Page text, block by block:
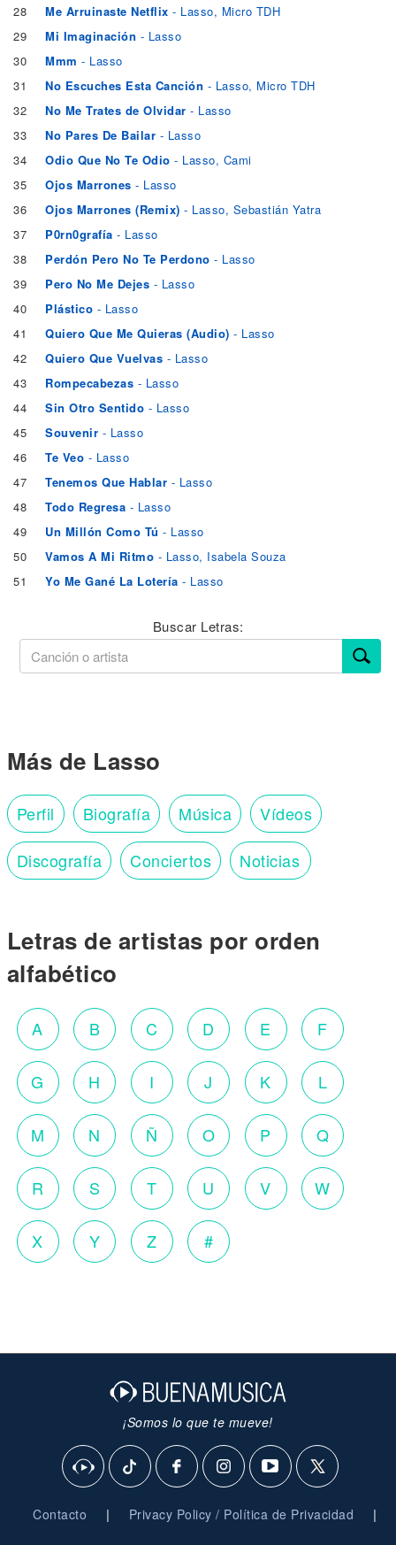
28
Me Arruinaste Netflix - Lasso, Micro TDH
29
Mi Imaginación - Lasso
30
Mmm - Lasso
31
No Escuches Esta Canción - Lasso, Micro TDH
32
No Me Trates de Olvidar - Lasso
33
No Pares De Bailar - Lasso
34
Odio Que No Te Odio - Lasso, Cami
35
Ojos Marrones - Lasso
36
Ojos Marrones (Remix) - Lasso, Sebastián Yatra
37
P0rn0grafía - Lasso
38
Perdón Pero No Te Perdono - Lasso
39
Pero No Me Dejes - Lasso
40
Plástico - Lasso
41
Quiero Que Me Quieras (Audio) - Lasso
42
Quiero Que Vuelvas - Lasso
43
Rompecabezas - Lasso
44
Sin Otro Sentido - Lasso
45
Souvenir - Lasso
46
Te Veo - Lasso
47
Tenemos Que Hablar - Lasso
48
Todo Regresa - Lasso
49
Un Millón Como Tú - Lasso
50
Vamos A Mi Ritmo - Lasso, Isabela Souza
51
Yo Me Gané La Lotería - Lasso
Buscar Letras:
Más de Lasso
Perfil Biografía Música Vídeos
Discografía Conciertos Noticias
Letras de artistas por orden
alfabético
A B C D E F
G H I J K L
M N Ñ O P Q
R S T U V W
X Y Z #
¡Somos lo que te mueve!
Contacto | Privacy Policy / Política de Privacidad |